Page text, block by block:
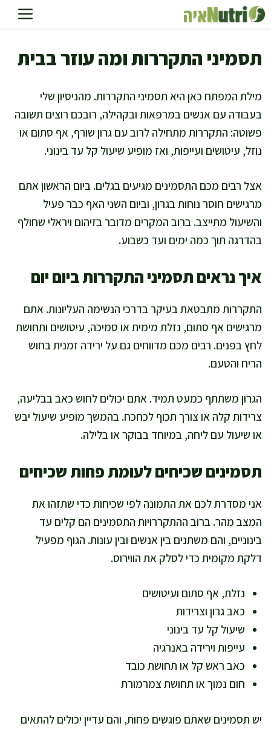
לדלג
לתוכן
תסמיני התקררות ומה עוזר בבית
מילת המפתח כאן היא תסמיני התקררות. מהניסיון שלי
בעבודה עם אנשים במרפאות ובקהילה, רובכם רוצים תשובה
פשוטה: התקררות מתחילה לרוב עם גרון שורף, אף סתום או
נוזל, עיטושים ועייפות, ואז מופיע שיעול קל עד בינוני.
אצל רבים מכם התסמינים מגיעים בגלים. ביום הראשון אתם
מרגישים חוסר נוחות בגרון, וביום השני האף כבר פעיל
והשיעול מתייצב. ברוב המקרים מדובר בזיהום ויראלי שחולף
בהדרגה תוך כמה ימים ועד כשבוע.
איך נראים תסמיני התקררות ביום יום
התקררות מתבטאת בעיקר בדרכי הנשימה העליונות. אתם
מרגישים אף סתום, נזלת מימית או סמיכה, עיטושים ותחושת
לחץ בפנים. רבים מכם מדווחים גם על ירידה זמנית בחוש
הריח והטעם.
הגרון משתתף כמעט תמיד. אתם יכולים לחוש כאב בבליעה,
צרידות קלה או צורך תכוף לכחכח. בהמשך מופיע שיעול יבש
או שיעול עם ליחה, במיוחד בבוקר או בלילה.
תסמינים שכיחים לעומת פחות שכיחים
אני מסדרת לכם את התמונה לפי שכיחות כדי שתזהו את
המצב מהר. ברוב ההתקררויות התסמינים הם קלים עד
בינוניים, והם משתנים בין אנשים ובין עונות. הגוף מפעיל
דלקת מקומית כדי לסלק את הווירוס.
נזלת, אף סתום ועיטושים
כאב גרון וצרידות
שיעול קל עד בינוני
עייפות וירידה באנרגיה
כאב ראש קל או תחושת כובד
חום נמוך או תחושת צמרמורת
יש תסמינים שאתם פוגשים פחות, והם עדיין יכולים להתאים